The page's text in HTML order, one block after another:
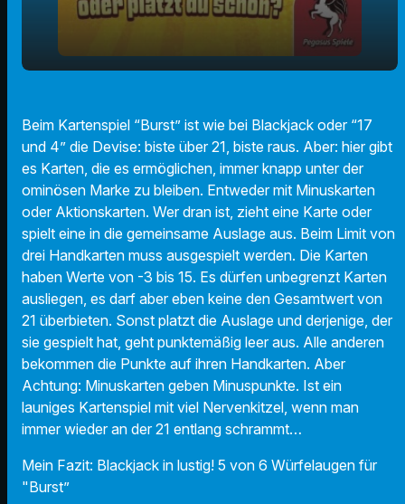
Beim Kartenspiel “Burst” ist wie bei Blackjack oder “17
und 4” die Devise: biste über 21, biste raus. Aber: hier gibt
es Karten, die es ermöglichen, immer knapp unter der
ominösen Marke zu bleiben. Entweder mit Minuskarten
oder Aktionskarten. Wer dran ist, zieht eine Karte oder
spielt eine in die gemeinsame Auslage aus. Beim Limit von
drei Handkarten muss ausgespielt werden. Die Karten
haben Werte von -3 bis 15. Es dürfen unbegrenzt Karten
ausliegen, es darf aber eben keine den Gesamtwert von
21 überbieten. Sonst platzt die Auslage und derjenige, der
sie gespielt hat, geht punktemäßig leer aus. Alle anderen
bekommen die Punkte auf ihren Handkarten. Aber
Achtung: Minuskarten geben Minuspunkte. Ist ein
launiges Kartenspiel mit viel Nervenkitzel, wenn man
immer wieder an der 21 entlang schrammt…
Mein Fazit: Blackjack in lustig! 5 von 6 Würfelaugen für
"Burst”